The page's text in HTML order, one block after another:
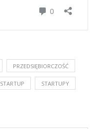
PRZEDSIĘBIORCZOŚĆ
STARTUP STARTUPY